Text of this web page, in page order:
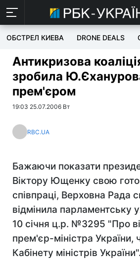
ОБСТРЕЛ КИЕВА DRONE DEALS
Антикризова
зробила
прем'єром
19:03 25.07.2006 Вт
RBC.UA
Бажаючи показати
Віктору Ющенку свою
співпраці, Верховна Рада
відмінила парламентську
10 січня ц.р. №3295 "Про
прем'єр-міністра України,
Кабінету міністрів